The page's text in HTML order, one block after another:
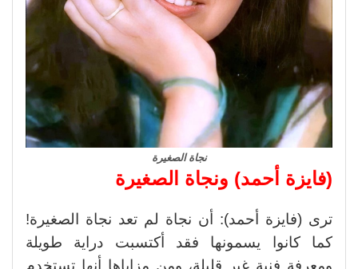
نجاة الصغيرة
(فايزة أحمد) ونجاة الصغيرة
ترى (فايزة أحمد): أن نجاة لم تعد نجاة الصغيرة!
كما كانوا يسمونها فقد أكتسبت دراية طويلة
ومعرفة فنية غير قليلة، ومن مزاياها أنها تستخدم